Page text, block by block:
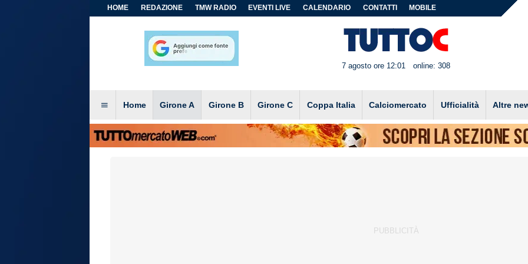
HOME REDAZIONE TMW RADIO EVENTI LIVE CALENDARIO CONTATTI MOBILE
7 agosto ore 12:01 online: 308
Home Girone A Girone B Girone C Coppa Italia Calciomercato Ufficialità Altre